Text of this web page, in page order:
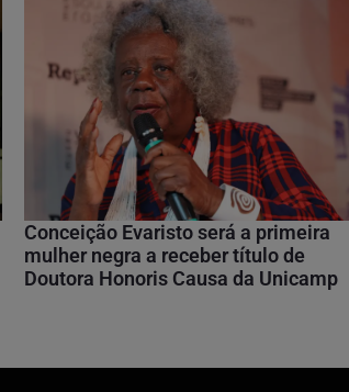
Conceição Evaristo será a primeira
mulher negra a receber título de
Doutora Honoris Causa da Unicamp